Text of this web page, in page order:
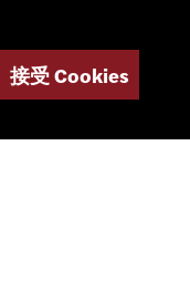
接受 Cookies